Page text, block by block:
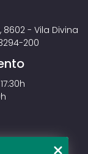
8602 - Vila Divina
200